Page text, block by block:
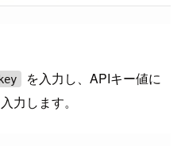
を入力し、APIキー値に
力します。